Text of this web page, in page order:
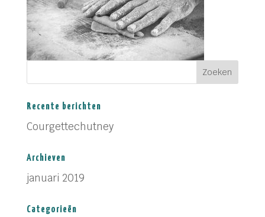
Recente berichten
Courgettechutney
Archieven
januari 2019
Categorieën